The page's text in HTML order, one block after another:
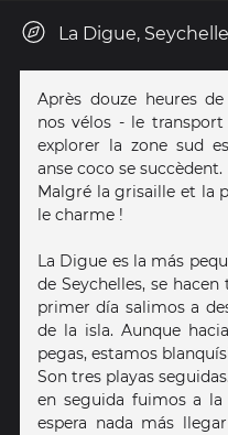
La Digue,
Après douze heures
nos vélos - le
explorer la zone sud
anse coco se succèdent.
Malgré la grisaille et la
le charme !
La Digue es la más
de Seychelles, se
primer día salimos a
de la isla. Aunque
pegas, estamos
Son tres playas
en seguida fuimos a
espera nada más